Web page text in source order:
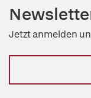
Jetzt anmelden